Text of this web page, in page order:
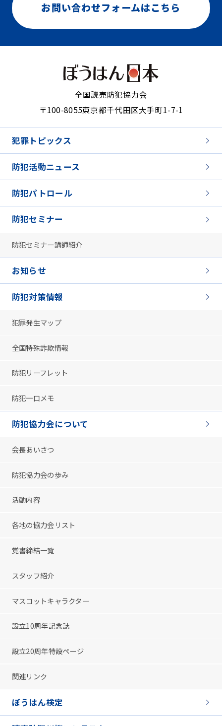
お問い合わせフォームはこちら
全国読売防犯協力会
〒100-8055東京都千代田区大手町1-7-1
犯罪トピックス
防犯活動ニュース
防犯パトロール
防犯セミナー
防犯セミナー講師紹介
お知らせ
防犯対策情報
犯罪発生マップ
全国特殊詐欺情報
防犯リーフレット
防犯一口メモ
防犯協力会について
会長あいさつ
防犯協力会の歩み
活動内容
各地の協力会リスト
覚書締結一覧
スタッフ紹介
マスコットキャラクター
設立10周年記念誌
設立20周年特設ページ
関連リンク
ぼうはん検定